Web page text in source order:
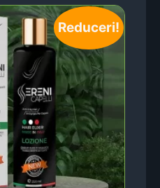
Reduceri!